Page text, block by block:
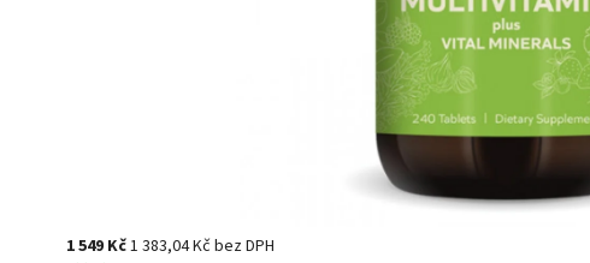
1 549 Kč1 383,04 Kč bez DPH